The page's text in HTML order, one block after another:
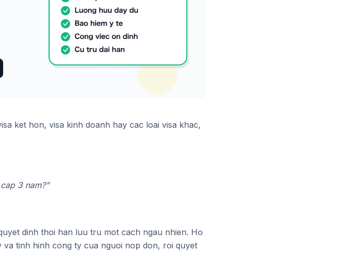
ket hon, visa kinh doanh hay cac loai visa khac,
3 nam?”
dinh thoi han luu tru mot cach ngau nhien. Ho
tinh hinh cong ty cua nguoi nop don, roi quyet